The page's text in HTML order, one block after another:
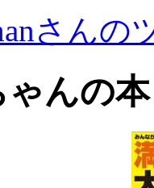
さんの
んの本